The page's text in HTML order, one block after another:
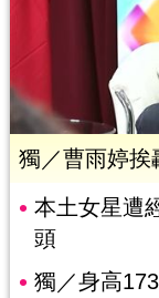
獨／曹雨婷
本土女星遭
頭
獨／身高